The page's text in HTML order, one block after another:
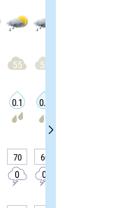
55 50
0.1 0.2
70 60
0 0